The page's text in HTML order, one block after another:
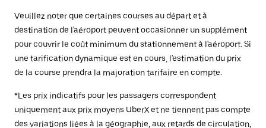
Veuillez noter que certaines courses au départ et à
destination de l'aéroport peuvent occasionner un supplément
pour couvrir le coût minimum du stationnement à l'aéroport. Si
une tarification dynamique est en cours, l'estimation du prix
de la course prendra la majoration tarifaire en compte.
*Les prix indicatifs pour les passagers correspondent
uniquement aux prix moyens UberX et ne tiennent pas compte
des variations liées à la géographie, aux retards de circulation,